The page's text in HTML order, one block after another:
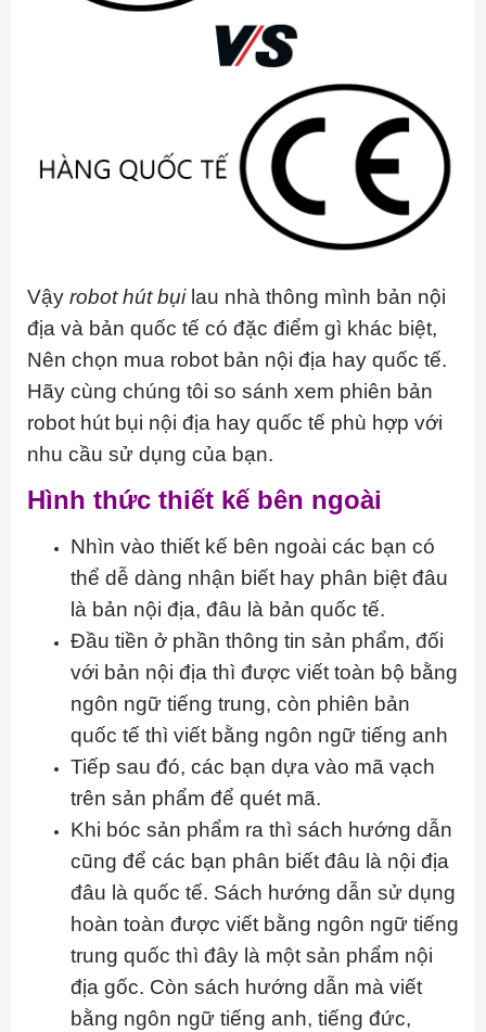
Vậy robot hút bụilau nhà thông mình bản nội
địa và bản quốc tế có đặc điểm gì khác biệt,
Nên chọn mua robot bản nội địa hay quốc tế.
Hãy cùng chúng tôi so sánh xem phiên bản
robot hút bụi nội địa hay quốc tế phù hợp với
nhu cầu sử dụng của bạn.
Hình thức thiết kế bên ngoài
Nhìn vào thiết kế bên ngoài các bạn có
thể dễ dàng nhận biết hay phân biệt đâu
là bản nội địa, đâu là bản quốc tế.
Đầu tiền ở phần thông tin sản phẩm, đối
với bản nội địa thì được viết toàn bộ bằng
ngôn ngữ tiếng trung, còn phiên bản
quốc tế thì viết bằng ngôn ngữ tiếng anh
Tiếp sau đó, các bạn dựa vào mã vạch
trên sản phẩm để quét mã.
Khi bóc sản phẩm ra thì sách hướng dẫn
cũng để các bạn phân biết đâu là nội địa
đâu là quốc tế. Sách hướng dẫn sử dụng
hoàn toàn được viết bằng ngôn ngữ tiếng
trung quốc thì đây là một sản phẩm nội
địa gốc. Còn sách hướng dẫn mà viết
bằng ngôn ngữ tiếng anh, tiếng đức,